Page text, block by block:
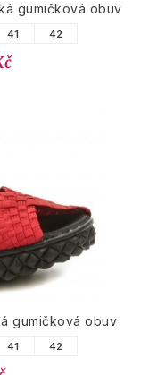
gumičková obuv
41 42
gumičková obuv
41 42